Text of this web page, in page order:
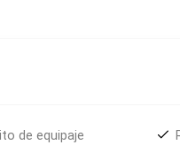
de equipaje